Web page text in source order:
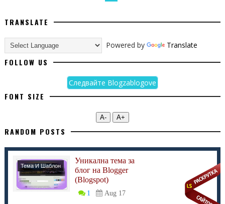
TRANSLATE
Powered by Translate
FOLLOW US
Следвайте Blogzablogove
FONT SIZE
А- А+
RANDOM POSTS
Тема И Шаблон
Уникална тема за
блог на Blogger
(Blogspot)
1
Aug 17